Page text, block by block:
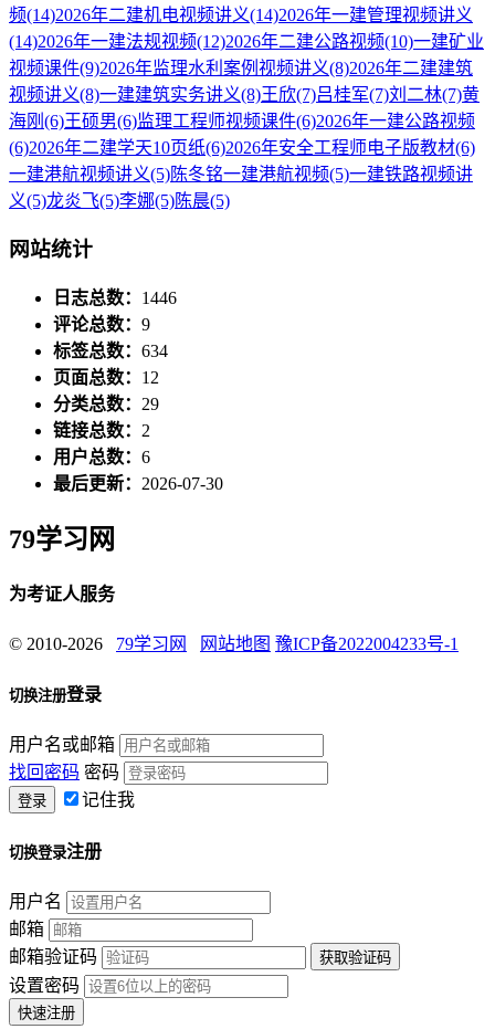
频(14)2026年二建机电视频讲义(14)2026年一建管理视频讲义
(14)2026年一建法规视频(12)2026年二建公路视频(10)一建矿业
视频课件(9)2026年监理水利案例视频讲义(8)2026年二建建筑
视频讲义(8)一建建筑实务讲义(8)王欣(7)吕桂军(7)刘二林(7)黄
海刚 (6)王硕男(6)监理工程师视频课件(6)2026年一建公路视频
(6)2026年二建学天10页纸(6)2026年安全工程师电子版教材(6)
一建港航视频讲义(5)陈冬铭一建港航视频(5)一建铁路视频讲
义(5)龙炎飞(5)李娜(5)陈晨(5)
网站统计
日志总数： 1446
评论总数： 9
标签总数： 634
页面总数： 12
分类总数： 29
链接总数： 2
用户总数： 6
最后更新： 2026-07-30
79学习网
为考证人服务
© 2010-2026 79学习网 网站地图 豫ICP备2022004233号-1
切换注册登录
用户名或邮箱
找回密码 密码
记住我
切换登录注册
用户名
邮箱
邮箱验证码
设置密码